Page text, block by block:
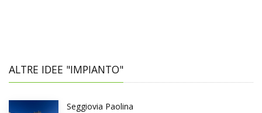
ALTRE IDEE "IMPIANTO"
Seggiovia Paolina